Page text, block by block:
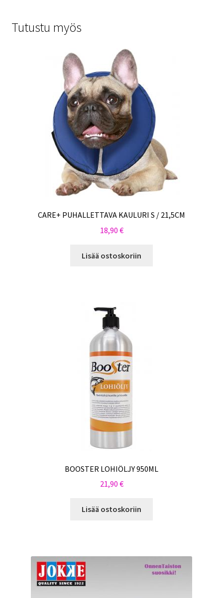
Tutustu myös
CARE+ PUHALLETTAVA KAULURI S / 21,5CM
18,90 €
Lisää ostoskoriin
BOOSTER LOHIÖLJY 950ML
21,90 €
Lisää ostoskoriin